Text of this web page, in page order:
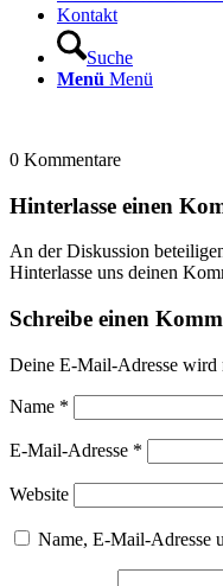
Kontakt
Suche
Menü Menü
0 Kommentare
Hinterlasse einen
An der Diskussion
Hinterlasse uns deinen
Schreibe einen
Deine E-Mail-Adresse wird
Name *
E-Mail-Adresse *
Website
Name, E-Mail-Adresse